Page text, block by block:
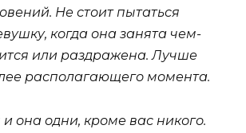
Не стоит пытаться
когда она занята чем-
или раздражена. Лучше
располагающего момента.
она одни, кроме вас никого.